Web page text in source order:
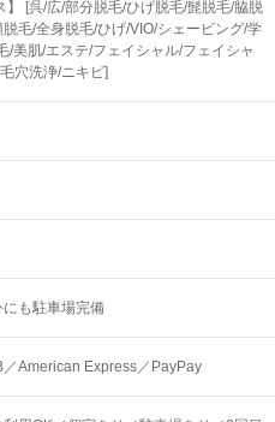
】 [呉/広/部分脱毛/ひげ脱毛/髭脱毛/脇脱
毛/全身脱毛/ひげ/VIO/シェービング/学
/美肌/エステ/フェイシャル/フェイシャ
穴洗浄/ニキビ]
も駐車場完備
American Express／PayPay